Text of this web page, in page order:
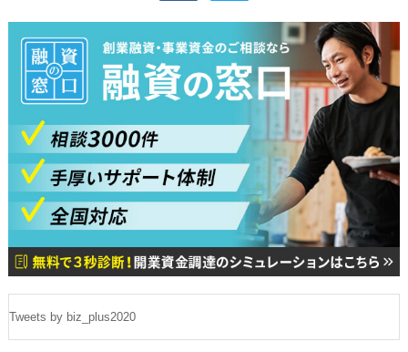
Tweets by biz_plus2020